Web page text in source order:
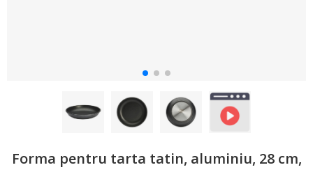
Forma pentru tarta tatin, aluminiu, 28 cm,